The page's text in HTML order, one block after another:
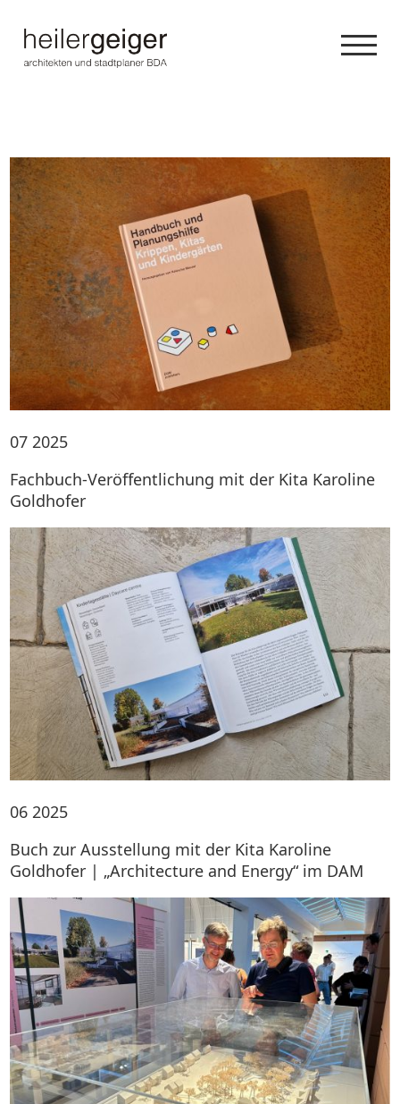
07 2025
Fachbuch-Veröffentlichung mit der Kita Karoline
Goldhofer
06 2025
Buch zur Ausstellung mit der Kita Karoline
Goldhofer | „Architecture and Energy“ im DAM